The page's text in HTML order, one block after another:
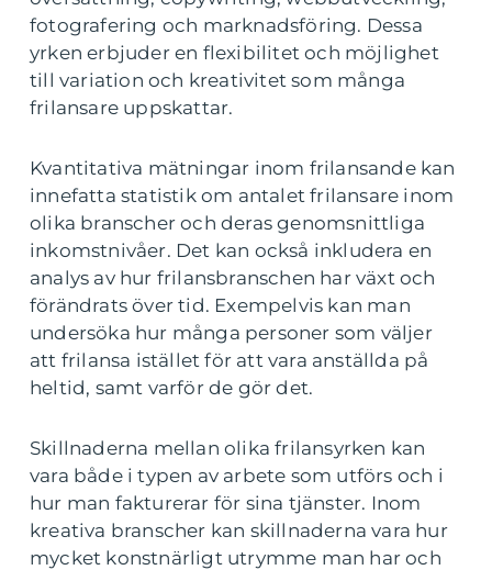
fotografering och marknadsföring. Dessa
yrken erbjuder en flexibilitet och möjlighet
till variation och kreativitet som många
frilansare uppskattar.
Kvantitativa mätningar inom frilansande kan
innefatta statistik om antalet frilansare inom
olika branscher och deras genomsnittliga
inkomstnivåer. Det kan också inkludera en
analys av hur frilansbranschen har växt och
förändrats över tid. Exempelvis kan man
undersöka hur många personer som väljer
att frilansa istället för att vara anställda på
heltid, samt varför de gör det.
Skillnaderna mellan olika frilansyrken kan
vara både i typen av arbete som utförs och i
hur man fakturerar för sina tjänster. Inom
kreativa branscher kan skillnaderna vara hur
mycket konstnärligt utrymme man har och